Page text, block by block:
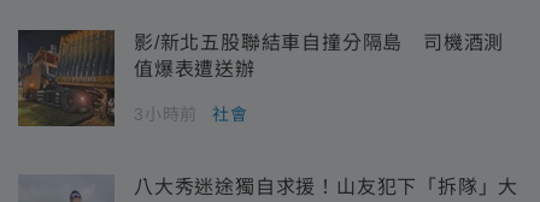
影/新北五股聯結車自撞分隔島 司機酒測
值爆表遭送辦
3小時前 社會
八大秀迷途獨自求援！山友犯下「拆隊」大